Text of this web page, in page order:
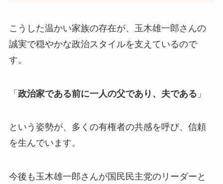
こうした温かい家族の存在が、玉木雄一郎さんの
誠実で穏やかな政治スタイルを支えているので
す。
「 政治家である前に一人の父であり、夫である 」
という姿勢が、多くの有権者の共感を呼び、信頼
を生んでいます。
今後も玉木雄一郎さんが国民民主党のリーダーと